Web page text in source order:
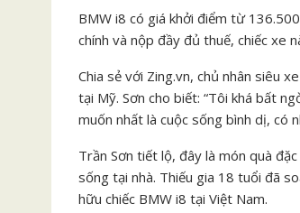
BMW i8 có giá khởi điểm từ
chính và nộp đầy đủ thuế, chiếc xe
Chia sẻ với Zing.vn, chủ nhân siêu
tại Mỹ. Sơn cho biết: “Tôi khá bất
muốn nhất là cuộc sống bình dị, có
Trần Sơn tiết lộ, đây là món quà
sống tại nhà. Thiếu gia 18 tuổi đã
hữu chiếc BMW i8 tại Việt Nam.